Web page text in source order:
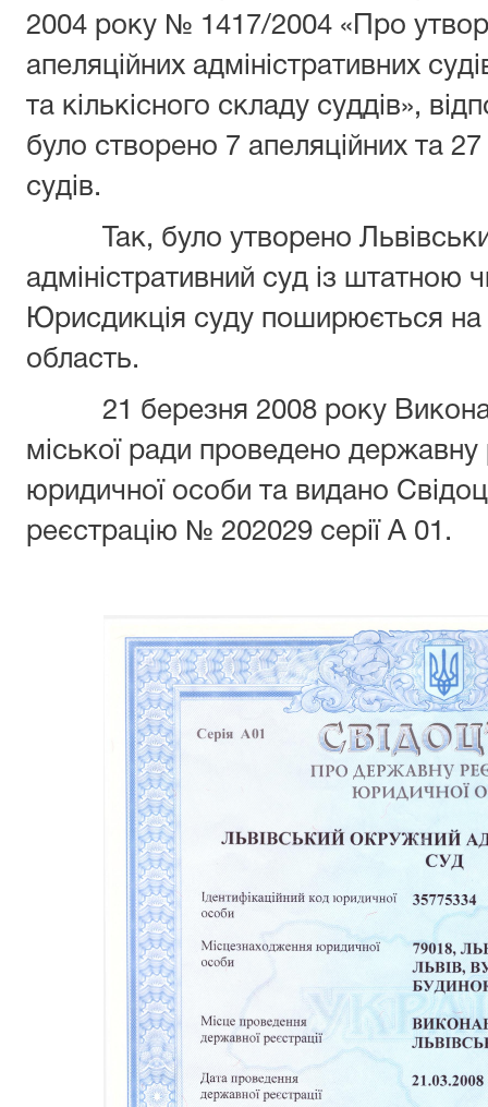
2004 року № 1417/2004 «Про
апеляційних адміністративних
та кількісного складу суддів»,
було створено 7 апеляційних та
судів.
Так, було утворено
адміністративний суд із штатною
Юрисдикція суду поширюється на
область.
21 березня 2008 року
міської ради проведено державну
юридичної особи та видано
реєстрацію № 202029 серії А 01.